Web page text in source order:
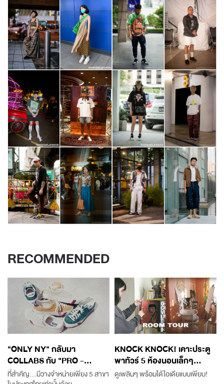
RECOMMENDED
"ONLY NY" กลับมา
COLLABS กับ "PRO -...
ที่สำคัญ...มีวางจำหน่ายเพียง 5 สาขา
KNOCK KNOCK! เคาะประตู
พาทัวร์ 5 ห้องนอนเล็กๆ...
ดูเพลินๆ พร้อมได้ไอเดียแบบเพียบ!